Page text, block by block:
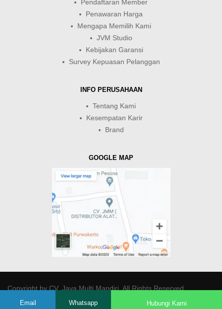
Pendaftaran Member
Penawaran Harga
Mengapa Memilih Kami
JVM Studio
Kebijakan Garansi
Survey Kepuasan Pelanggan
INFO PERUSAHAAN
Tentang Kami
Kesempatan Karir
Brand
GOOGLE MAP
Copyright byCV. Java Multi Mandiri. All Rights Reserved.
Email Whatsapp Hubungi Kami